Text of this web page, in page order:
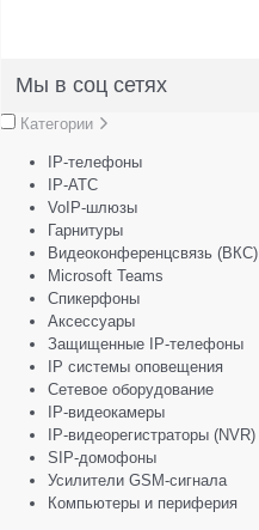
Мы в соц сетях
Категории
IP-телефоны
IP-АТС
VoIP-шлюзы
Гарнитуры
Видеоконференцсвязь (ВКС)
Microsoft Teams
Спикерфоны
Аксессуары
Защищенные IP-телефоны
IP системы оповещения
Сетевое оборудование
IP-видеокамеры
IP-видеорегистраторы (NVR)
SIP-домофоны
Усилители GSM-сигнала
Компьютеры и периферия